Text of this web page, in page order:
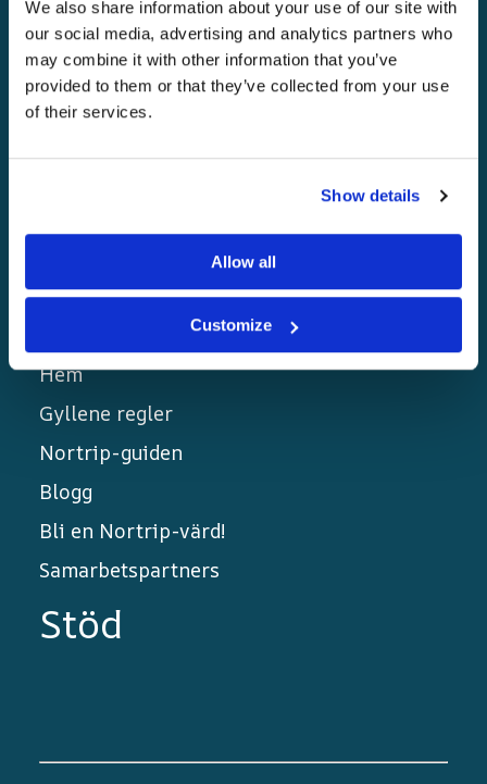
We also share information about your use of our site with
our social media, advertising and analytics partners who
may combine it with other information that you’ve
provided to them or that they’ve collected from your use
of their services.
Show details
Allow all
Customize
Sverige med Nortrip-guiden! Autentiska
upplevelser, lokala smaker och unika
destinationer väntar på dig.
Hem
Gyllene regler
Nortrip-guiden
Blogg
Bli en Nortrip-värd!
Samarbetspartners
Stöd